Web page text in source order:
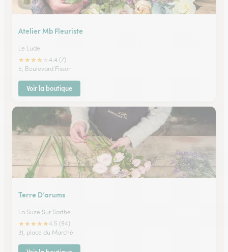
Atelier Mb Fleuriste
Le Lude
★★★★
4.4 (7)
5, Boulevard Fisson
Voir la boutique
Terre D’arums
La Suze Sur Sarthe
★★★★★4.5 (94)
31, place du Marché